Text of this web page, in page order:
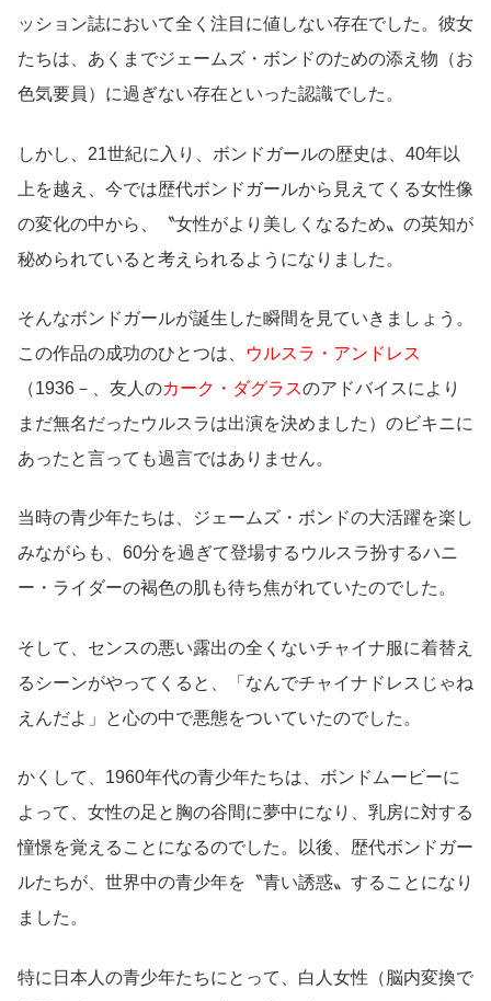
ッション誌において全く注目に値しない存在でした。彼女
たちは、あくまでジェームズ・ボンドのための添え物（お
色気要員）に過ぎない存在といった認識でした。
しかし、21世紀に入り、ボンドガールの歴史は、40年以
上を越え、今では歴代ボンドガールから見えてくる女性像
の変化の中から、〝女性がより美しくなるため〟の英知が
秘められていると考えられるようになりました。
そんなボンドガールが誕生した瞬間を見ていきましょう。
この作品の成功のひとつは、
ウルスラ・アンドレス
（1936－、友人のカーク・ダグラスのアドバイスにより
まだ無名だったウルスラは出演を決めました）のビキニに
あったと言っても過言ではありません。
当時の青少年たちは、ジェームズ・ボンドの大活躍を楽し
みながらも、60分を過ぎて登場するウルスラ扮するハニ
ー・ライダーの褐色の肌も待ち焦がれていたのでした。
そして、センスの悪い露出の全くないチャイナ服に着替え
るシーンがやってくると、「なんでチャイナドレスじゃね
えんだよ」と心の中で悪態をついていたのでした。
かくして、1960年代の青少年たちは、ボンドムービーに
よって、女性の足と胸の谷間に夢中になり、乳房に対する
憧憬を覚えることになるのでした。以後、歴代ボンドガー
ルたちが、世界中の青少年を〝青い誘惑〟することになり
ました。
特に日本人の青少年たちにとって、白人女性（脳内変換で